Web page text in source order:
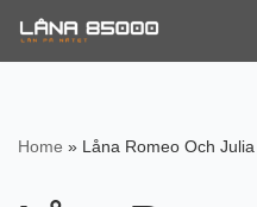
Skip
Home » Låna Romeo Och Julia